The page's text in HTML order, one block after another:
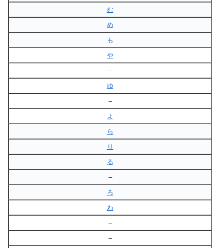
む
め
も
や
–
ゆ
–
よ
ら
り
る
–
ろ
わ
–
–